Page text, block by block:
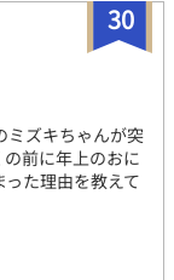
も変わりないラ
空から人が降っ
的に降って来た
んたちが言うに
なんだ？ 兎にも
なってる？ いや
な睨むな！牽制
っちのいざこざ
定カプ､､､とい
30
ミズキちゃんが突
前に年上のおに
た理由を教えて